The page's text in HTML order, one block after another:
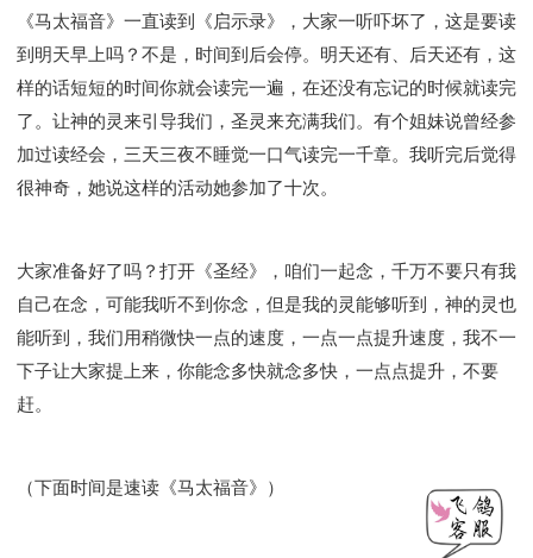
《马太福音》一直读到《启示录》，大家一听吓坏了，这是要读
到明天早上吗？不是，时间到后会停。明天还有、后天还有，这
样的话短短的时间你就会读完一遍，在还没有忘记的时候就读完
了。让神的灵来引导我们，圣灵来充满我们。有个姐妹说曾经参
加过读经会，三天三夜不睡觉一口气读完一千章。我听完后觉得
很神奇，她说这样的活动她参加了十次。
大家准备好了吗？打开《圣经》，咱们一起念，千万不要只有我
自己在念，可能我听不到你念，但是我的灵能够听到，神的灵也
能听到，我们用稍微快一点的速度，一点一点提升速度，我不一
下子让大家提上来，你能念多快就念多快，一点点提升，不要
赶。
（下面时间是速读《马太福音》）